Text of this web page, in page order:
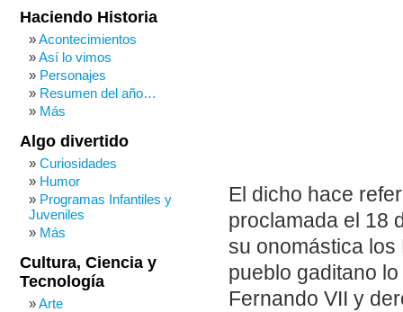
El dicho hace
proclamada el 18
su onomástica
pueblo gaditano
Fernando VII y
Haciendo Historia
Acontecimientos
Así lo vimos
Personajes
Resumen del año…
Más
Algo divertido
Curiosidades
Humor
Programas Infantiles y
Juveniles
Más
Cultura, Ciencia y
Tecnología
Arte